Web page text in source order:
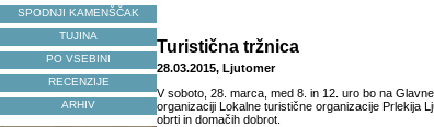
SPODNJI KAMENŠČAK
TUJINA
PO VSEBINI
RECENZIJE
ARHIV
Turistična tržnica
28.03.2015, Ljutomer
V soboto, 28. marca, med 8. in 12. uro bo na
organizaciji Lokalne turistične organizacije Prlekija
obrti in domačih dobrot.